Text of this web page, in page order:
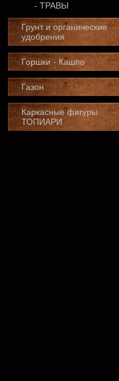
- ТРАВЫ
Грунт и органические
удобрения
Горшки - Кашпо
Газон
Каркасные фигуры
ТОПИАРИ